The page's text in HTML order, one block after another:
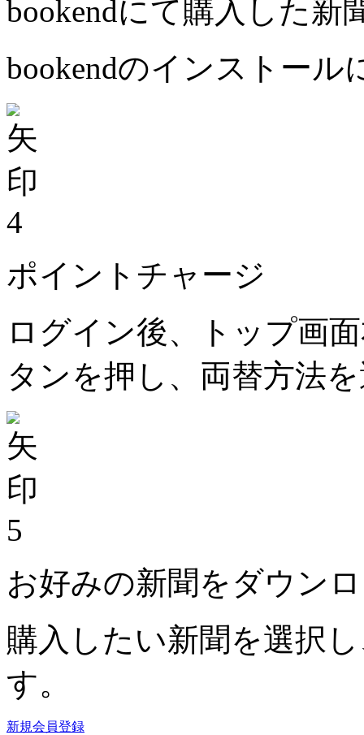
bookendにて購入した新
bookendのインストール
4
ポイントチャージ
ログイン後、トップ画
タンを押し、両替方法
5
お好みの新聞をダウン
購入したい新聞を選択
す。
新規会員登録